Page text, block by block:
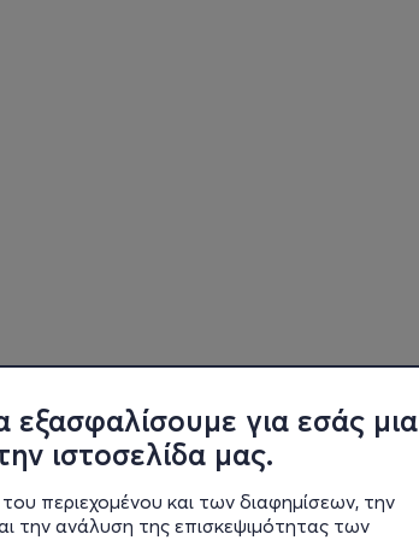
για εσάς μια
ιστοσελίδα μας.
περιεχομένου και των διαφημίσεων, την
την ανάλυση της επισκεψιμότητας των